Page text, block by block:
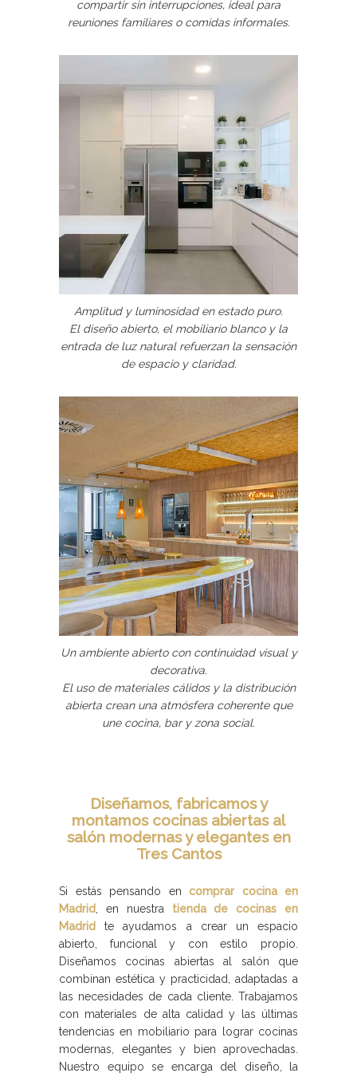
compartir sin interrupciones, ideal para
reuniones familiares o comidas informales.
Amplitud y luminosidad en estado puro.
El diseño abierto, el mobiliario blanco y la
entrada de luz natural refuerzan la sensación
de espacio y claridad.
Un ambiente abierto con continuidad visual y
decorativa.
El uso de materiales cálidos y la distribución
abierta crean una atmósfera coherente que
une cocina, bar y zona social.
Diseñamos, fabricamos y
montamos cocinas abiertas al
salón modernas y elegantes en
Tres Cantos
Si estás pensando en comprar cocina en
Madrid
, en nuestra tienda de cocinas en
Madrid
te ayudamos a crear un espacio
abierto, funcional y con estilo propio.
Diseñamos cocinas abiertas al salón que
combinan estética y practicidad, adaptadas a
las necesidades de cada cliente. Trabajamos
con materiales de alta calidad y las últimas
tendencias en mobiliario para lograr cocinas
modernas, elegantes y bien aprovechadas.
Nuestro equipo se encarga del diseño, la